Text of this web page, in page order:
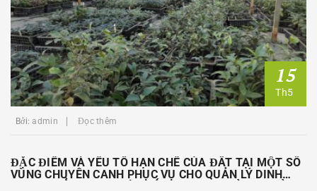
15
Th5
Bởi:admin Đọc thêm
ĐẶC ĐIỂM VÀ YẾU TỐ HẠN CHẾ CỦA ĐẤT TẠI MỘT SỐ
VÙNG CHUYÊN CANH PHỤC VỤ CHO QUẢN LÝ DINH